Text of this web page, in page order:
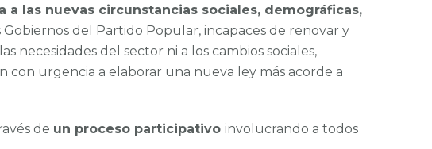
las nuevas circunstancias sociales, demográficas,
Gobiernos del Partido Popular, incapaces de renovar y
del sector ni a los cambios sociales,
urgencia a elaborar una nueva ley más acorde a
de un proceso participativo involucrando a todos